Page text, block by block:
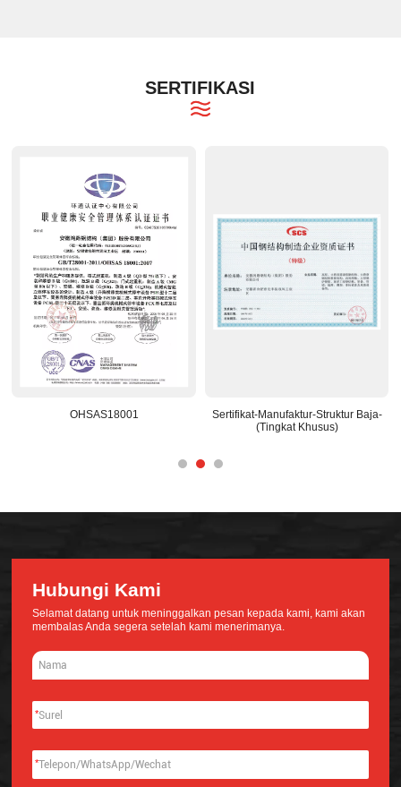
SERTIFIKASI
Sertifikat-Manufaktur-Struktur Baja-
Pusat Litbang yang
Hubungi Kami
Selamat datang untuk meninggalkan pesan kepada kami, kami akan
membalas Anda segera setelah kami menerimanya.
*
*